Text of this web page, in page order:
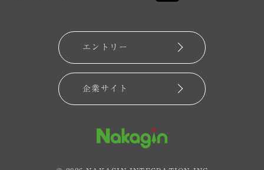
エントリー
エントリー
企業サイト